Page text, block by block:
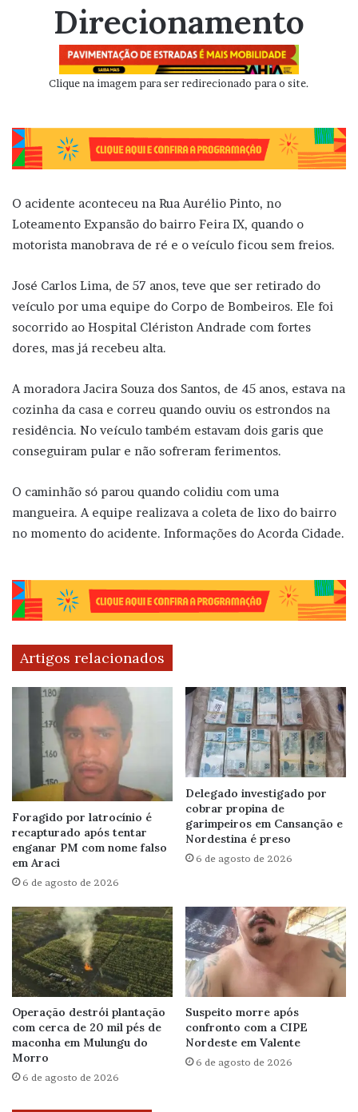
Direcionamento
Clique na imagem para ser redirecionado para o site.
O acidente aconteceu na Rua Aurélio Pinto, no
Loteamento Expansão do bairro Feira IX, quando o
motorista manobrava de ré e o veículo ficou sem freios.
José Carlos Lima, de 57 anos, teve que ser retirado do
veículo por uma equipe do Corpo de Bombeiros. Ele foi
socorrido ao Hospital Clériston Andrade com fortes
dores, mas já recebeu alta.
A moradora Jacira Souza dos Santos, de 45 anos, estava na
cozinha da casa e correu quando ouviu os estrondos na
residência. No veículo também estavam dois garis que
conseguiram pular e não sofreram ferimentos.
O caminhão só parou quando colidiu com uma
mangueira. A equipe realizava a coleta de lixo do bairro
no momento do acidente. Informações do Acorda Cidade.
Artigos relacionados
Foragido por latrocínio é
recapturado após tentar
enganar PM com nome falso
em Araci
6 de agosto de 2026
Delegado investigado por
cobrar propina de
garimpeiros em Cansanção e
Nordestina é preso
6 de agosto de 2026
Operação destrói plantação
com cerca de 20 mil pés de
maconha em Mulungu do
Morro
6 de agosto de 2026
Suspeito morre após
confronto com a CIPE
Nordeste em Valente
6 de agosto de 2026